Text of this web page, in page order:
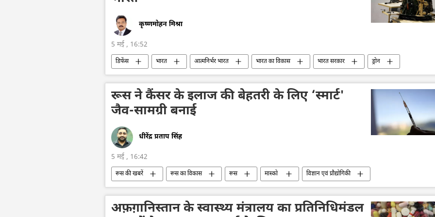
कृष्णमोहन मिश्रा
5 मई , 16:52
डिफेंस भारत आत्मनिर्भर भारत भारत का विकास भारत सरकार
ड्रोन
भारतीय सेना
रूस ने कैंसर के इलाज की बेहतरी के लिए ‘स्मार्ट'
जैव-सामग्री बनाई
धीरेंद्र प्रताप सिंह
5 मई , 16:42
रूस की खबरें रूस का विकास रूस मास्को
विज्ञान एवं प्रौद्योगिकी
तकनीकी विकास
कैंसर
अफ़ग़ानिस्तान के स्वास्थ्य मंत्रालय का प्रतिनिधिमंडल